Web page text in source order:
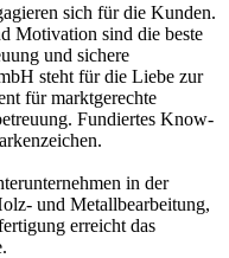
sich für die Kunden.
Motivation sind die beste
und sichere
steht für die Liebe zur
für marktgerechte
Fundiertes Know-
in der
und Metallbearbeitung,
erreicht das